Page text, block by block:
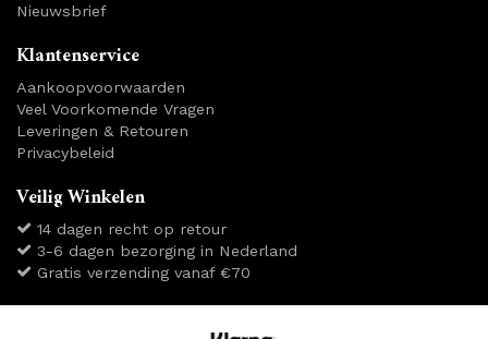
Nieuwsbrief
Klantenservice
Aankoopvoorwaarden
Veel Voorkomende Vragen
Leveringen & Retouren
Privacybeleid
Veilig Winkelen
14 dagen recht op retour
3-6 dagen bezorging in Nederland
Gratis verzending vanaf €70